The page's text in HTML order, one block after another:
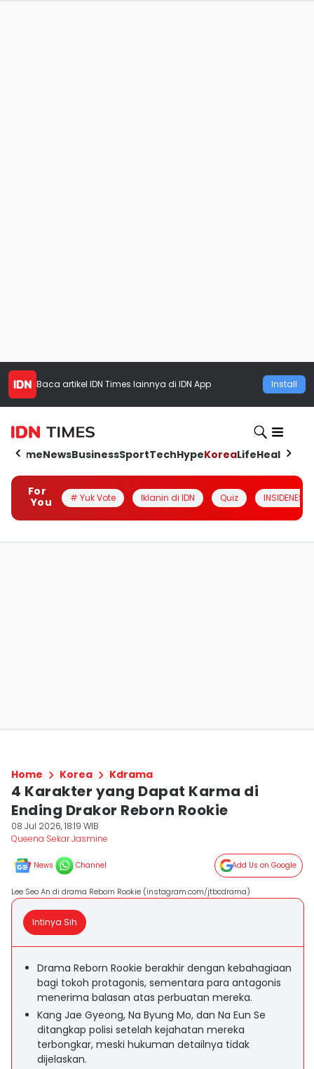
Baca artikel IDN Times lainnya di IDN App Install
HomeNewsBusinessSportTechHypeKoreaLifeHealth
For
You
# Yuk Vote Iklanin di IDN Quiz INSIDENESIA
Home Korea Kdrama
4 Karakter yang Dapat Karma di
Ending Drakor Reborn Rookie
08 Jul 2026, 18:19 WIB
Queena Sekar Jasmine
News Channel Add Us on Google
Lee Seo An di drama Reborn Rookie (instagram.com/jtbcdrama)
Intinya Sih
Drama Reborn Rookie berakhir dengan kebahagiaan
bagi tokoh protagonis, sementara para antagonis
menerima balasan atas perbuatan mereka.
Kang Jae Gyeong, Na Byung Mo, dan Na Eun Se
ditangkap polisi setelah kejahatan mereka
terbongkar, meski hukuman detailnya tidak
dijelaskan.